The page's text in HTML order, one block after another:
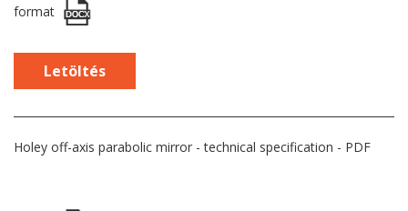
format
Letöltés
Holey off-axis parabolic mirror - technical specification - PDF